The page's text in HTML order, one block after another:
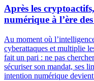
Après les
numérique à l’ère
Au moment où
cyberattaques et multiplie
fait un pari : ne pas
sécuriser son mandat, ses
intention numérique